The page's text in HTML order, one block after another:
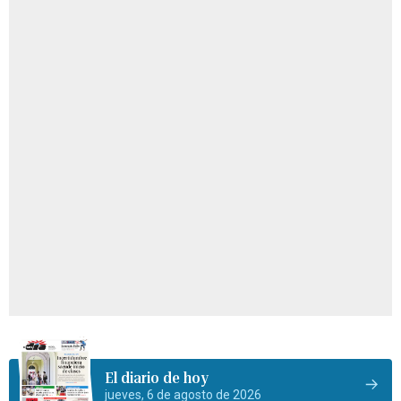
El diario de hoy
jueves, 6 de agosto de 2026